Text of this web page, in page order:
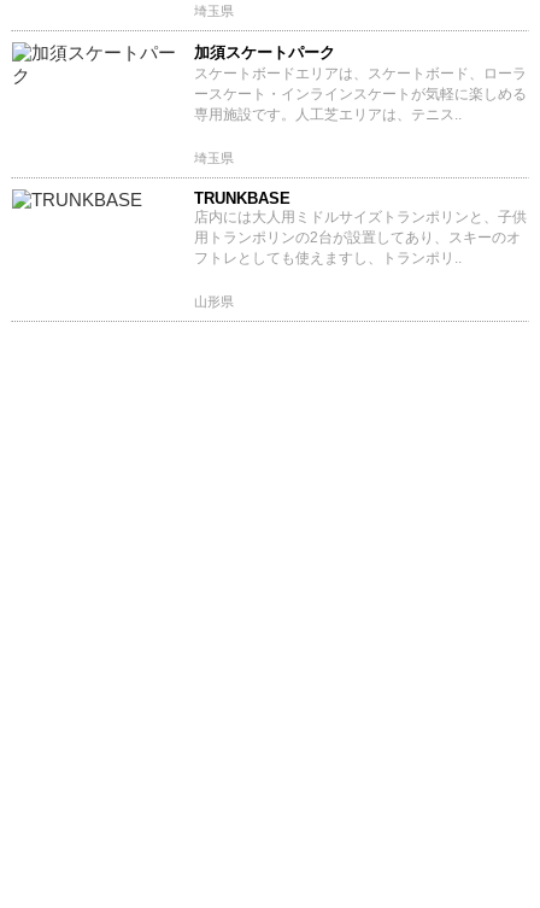
埼玉県
加須スケートパーク
スケートボードエリアは、スケートボード、ローラ
ースケート・インラインスケートが気軽に楽しめる
専用施設です。人工芝エリアは、テニス..
埼玉県
TRUNKBASE
店内には大人用ミドルサイズトランポリンと、子供
用トランポリンの2台が設置してあり、スキーのオ
フトレとしても使えますし、トランポリ..
山形県